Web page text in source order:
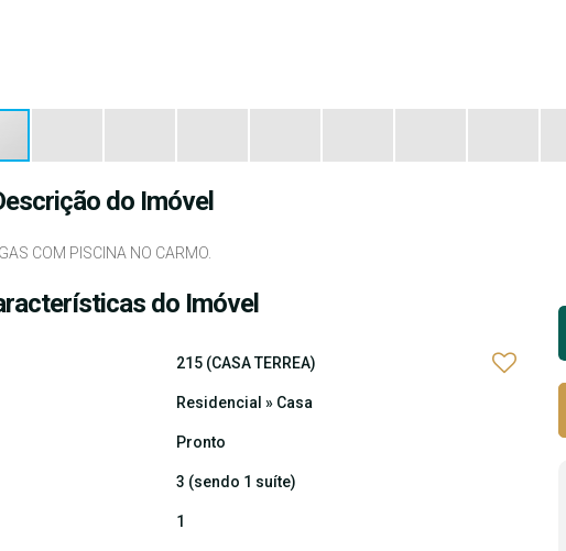
do Imóvel
COM PISCINA NO CARMO.
do Imóvel
215 (CASA TERREA)
Residencial » Casa
Pronto
3 (sendo 1 suíte)
1